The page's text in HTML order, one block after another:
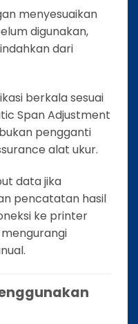
menyesuaikan
digunakan,
dari
berkala sesuai
Span Adjustment
pengganti
alat ukur.
data jika
pencatatan hasil
ke printer